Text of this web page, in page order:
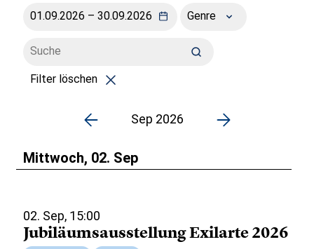
Genre
Filter löschen
Sep 2026
Mittwoch, 02. Sep
02. Sep, 15:00
Jubiläumsausstellung Exilarte 2026